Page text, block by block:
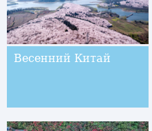
Весенний Китай